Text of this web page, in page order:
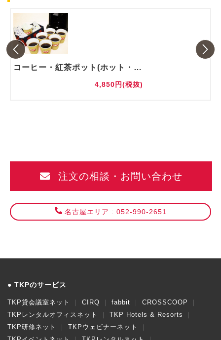
コーヒー・紅茶ポット(ホット・アイス)
4,850円(税抜)
注文の相談・お問い合わせ
名古屋エリア : 052-990-2651
TKPのサービス
TKP貸会議室ネット CIRQ fabbit
CROSSCOOP
TKPレンタルオフィスネット
TKP Hotels & Resorts
TKP研修ネット
TKPウェビナーネット